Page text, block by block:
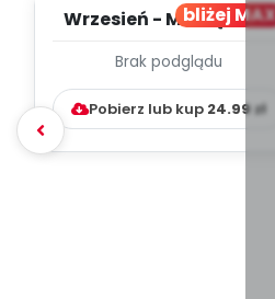
bliżej MAX
Wrzesień - MIESIĘCZNY
WYCHOWAWCZO –
DYDAKTYC...
Brak podglądu
Pobierz lub kup 24.99zł